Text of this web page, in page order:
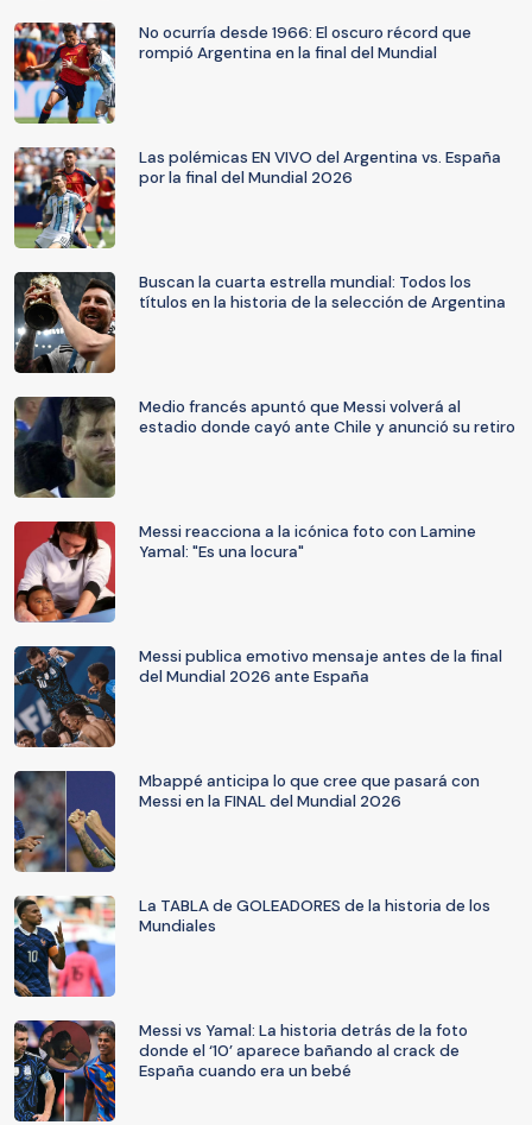
No ocurría desde 1966: El oscuro récord que
rompió Argentina en la final del Mundial
Las polémicas EN VIVO del Argentina vs. España
por la final del Mundial 2026
Buscan la cuarta estrella mundial: Todos los
títulos en la historia de la selección de Argentina
Medio francés apuntó que Messi volverá al
estadio donde cayó ante Chile y anunció su retiro
Messi reacciona a la icónica foto con Lamine
Yamal: "Es una locura"
Messi publica emotivo mensaje antes de la final
del Mundial 2026 ante España
Mbappé anticipa lo que cree que pasará con
Messi en la FINAL del Mundial 2026
La TABLA de GOLEADORES de la historia de los
Mundiales
Messi vs Yamal: La historia detrás de la foto
donde el ‘10’ aparece bañando al crack de
España cuando era un bebé